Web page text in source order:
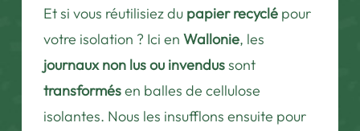
Et si vous réutilisiez du papier recyclépour
votre isolation ? Ici en Wallonie, les
journaux non lus ou invendussont
transformésen balles de cellulose
isolantes. Nous les insufflons ensuite pour